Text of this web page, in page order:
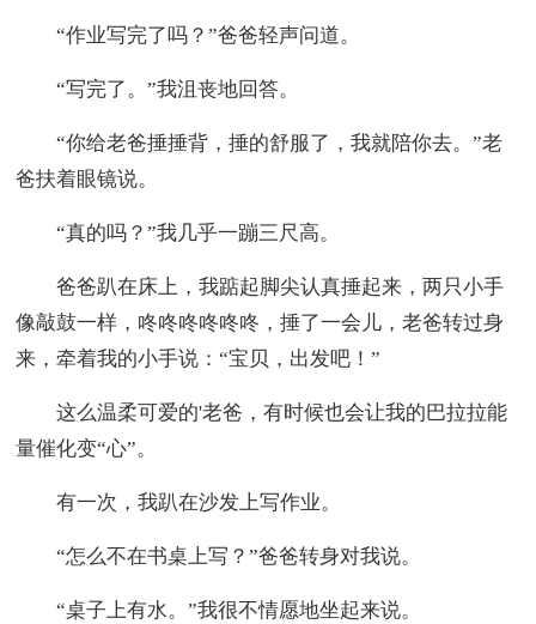
“作业写完了吗？”爸爸轻声问道。
“写完了。”我沮丧地回答。
“你给老爸捶捶背，捶的舒服了，我就陪你去。”老
爸扶着眼镜说。
“真的吗？”我几乎一蹦三尺高。
爸爸趴在床上，我踮起脚尖认真捶起来，两只小手
像敲鼓一样，咚咚咚咚咚咚，捶了一会儿，老爸转过身
来，牵着我的小手说：“宝贝，出发吧！”
这么温柔可爱的'老爸，有时候也会让我的巴拉拉能
量催化变“心”。
有一次，我趴在沙发上写作业。
“怎么不在书桌上写？”爸爸转身对我说。
“桌子上有水。”我很不情愿地坐起来说。